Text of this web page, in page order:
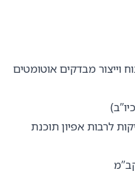
וייצור מבדקים אוטומטים
לרבות אפיון תוכנת